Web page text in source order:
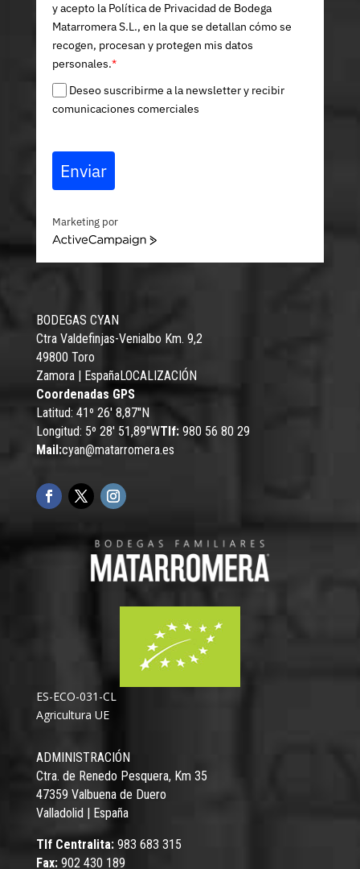
y acepto la Política de Privacidad de Bodega
Matarromera S.L., en la que se detallan cómo se
recogen, procesan y protegen mis datos
personales.*
Deseo suscribirme a la newsletter y recibir
comunicaciones comerciales
Enviar
Marketing por
ActiveCampaign
BODEGAS CYAN
Ctra Valdefinjas-Venialbo Km. 9,2
49800 Toro
Zamora | EspañaLOCALIZACIÓN
Coordenadas GPS
Latitud: 41º 26' 8,87''N
Longitud: 5º 28' 51,89''WTlf:980 56 80 29
Mail:cyan@matarromera.es
ES-ECO-031-CL
Agricultura UE
ADMINISTRACIÓN
Ctra. de Renedo Pesquera, Km 35
47359 Valbuena de Duero
Valladolid | España
Tlf Centralita:983 683 315
Fax:902 430 189